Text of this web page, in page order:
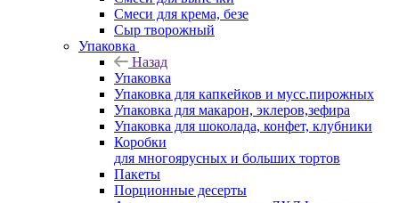
Смеси для крема, безе
Сыр творожный
Упаковка
Назад
Упаковка
Упаковка для капкейков и мусс.пирожных
Упаковка для макарон, эклеров,зефира
Упаковка для шоколада, конфет, клубники
Коробки
для многоярусных и больших тортов
Пакеты
Порционные десерты